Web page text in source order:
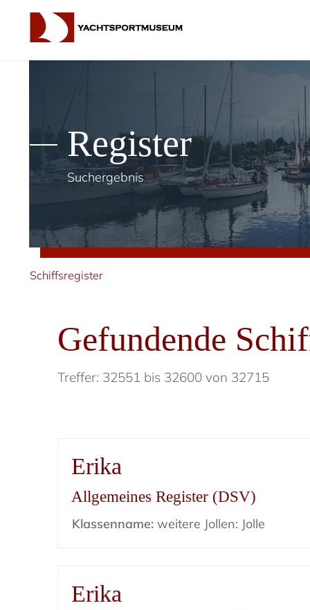
Register
Suchergebnis
Schiffsregister
Gefundende
Treffer: 32551 bis 32600 von 32715
Erika
Allgemeines Register (DSV)
Klassenname: weitere Jollen: Jolle
Erika